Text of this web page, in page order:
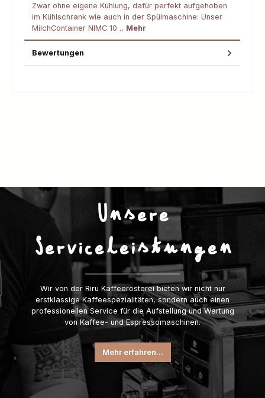
Zwar ohne eigene Kühlung, dafür perfekt aufgehoben
im Kühlschrank wie auch in der Spülmaschine: Unser
MilchContainer NIMC 10… Mehr
Bewertungen
Unsere
Serviceleistungen
Wir von der Riru Kaffeerösterei bieten wir nicht nur
erstklassige Kaffeespezialitäten, sondern auch einen
professionellen Service für die Aufstellung und Wartung
von Kaffee- und Espressomaschinen.
Mehr erfahren...